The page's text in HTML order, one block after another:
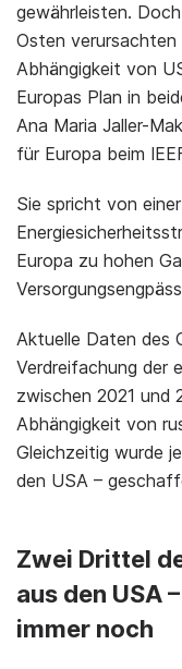
gewährleisten.
Osten verursachten
Abhängigkeit von
Europas Plan in
Ana Maria Jaller-
für Europa beim
Sie spricht von
Europa zu hohen
Aktuelle Daten des
Verdreifachung der
zwischen 2021 und
Abhängigkeit von
Gleichzeitig wurde
den USA –
Zwei Drittel
aus den USA
immer noch